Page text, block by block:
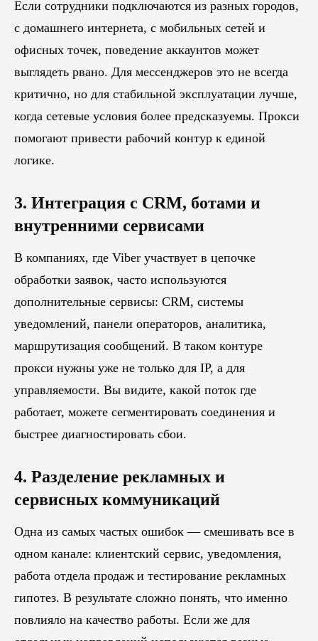
Если сотрудники подключаются из разных городов,
с домашнего интернета, с мобильных сетей и
офисных точек, поведение аккаунтов может
выглядеть рвано. Для мессенджеров это не всегда
критично, но для стабильной эксплуатации лучше,
когда сетевые условия более предсказуемы. Прокси
помогают привести рабочий контур к единой
логике.
3. Интеграция с CRM, ботами и
внутренними сервисами
В компаниях, где Viber участвует в цепочке
обработки заявок, часто используются
дополнительные сервисы: CRM, системы
уведомлений, панели операторов, аналитика,
маршрутизация сообщений. В таком контуре
прокси нужны уже не только для IP, а для
управляемости. Вы видите, какой поток где
работает, можете сегментировать соединения и
быстрее диагностировать сбои.
4. Разделение рекламных и
сервисных коммуникаций
Одна из самых частых ошибок — смешивать все в
одном канале: клиентский сервис, уведомления,
работа отдела продаж и тестирование рекламных
гипотез. В результате сложно понять, что именно
повлияло на качество работы. Если же для